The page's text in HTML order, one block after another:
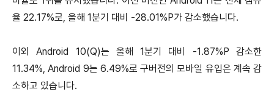
율 22.17%로, 올해 1분기 대비 -28.01%P가 감소했습니다.
이외 Android 10(Q)는 올해 1분기 대비 -1.87%P 감소한
11.34%, Android 9는 6.49%로 구버전의 모바일 유입은 계속 감
소하고 있습니다.